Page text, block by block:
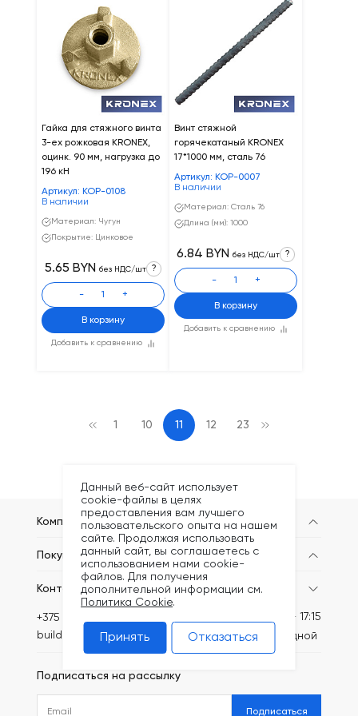
Гайка для стяжного винта
3-ех рожковая KRONEX,
оцинк. 90 мм, нагрузка до
196 кН
Артикул: КОР-0108
В наличии
Материал: Чугун
Покрытие: Цинковое
Добавить к сравнению
5.65 BYN без НДС/шт ?
- +
В корзину
Винт стяжной
горячекатаный KRONEX
17*1000 мм, сталь 76
Артикул: КОР-0007
В наличии
Материал: Сталь 76
Длина (мм): 1000
Добавить к сравнению
6.84 BYN без НДС/шт ?
- +
В корзину
1 10 11 12 23
Компания
Покупателям
Контакты
+375 (44) 749-20-73
build@kronex-company.by
Пн-Пт: 8:30 - 17:15
Сб-вс: выходной
Подписаться на рассылку
Подписаться
Данный веб-сайт использует
cookie-файлы в целях
предоставления вам лучшего
пользовательского опыта на нашем
сайте. Продолжая использовать
данный сайт, вы соглашаетесь с
использованием нами cookie-
файлов. Для получения
дополнительной информации см.
Политика Cookie.
Принять Отказаться